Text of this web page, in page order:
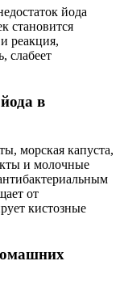
йода
становится
реакция,
слабеет
в
морская капуста,
и молочные
от
кистозные